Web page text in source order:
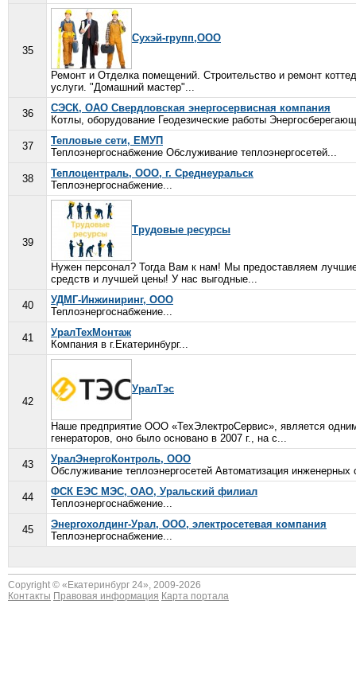
35
Сухэй-групп,ООО
Ремонт и Отделка помещений. Строительство и ремонт
услуги. "Домашний мастер"...
36
СЭСК, ОАО Свердловская энергосервисная компания
Котлы, оборудование Геодезические работы
37
Тепловые сети, ЕМУП
Теплоэнергоснабжение Обслуживание теплоэнергосетей...
38
Теплоцентраль, ООО, г. Среднеуральск
Теплоэнергоснабжение...
39
Трудовые ресурсы
Нужен персонал? Тогда Вам к нам! Мы предоставляем
средств и лучшей цены! У нас выгодные...
40
УДМГ-Инжиниринг, ООО
Теплоэнергоснабжение...
41
УралТехМонтаж
Компания в г.Екатеринбург...
42
УралТэс
Наше предприятие ООО «ТехЭлектроСервис», является
генераторов, оно было основано в 2007 г., на с...
43
УралЭнергоКонтроль, ООО
Обслуживание теплоэнергосетей Автоматизация инженерных
44
ФСК ЕЭС МЭС, ОАО, Уральский филиал
Теплоэнергоснабжение...
45
Энергохолдинг-Урал, ООО, электросетевая компания
Теплоэнергоснабжение...
Copyright © « Екатеринбург 24», 2009-2026
Контакты Правовая информация Карта портала